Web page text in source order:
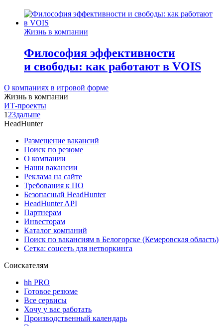
Жизнь в компании
Философия эффективности
и свободы: как работают в VOIS
О компаниях в игровой форме
Жизнь в компании
ИТ-проекты
1 23дальше
HeadHunter
Размещение вакансий
Поиск по резюме
О компании
Наши вакансии
Реклама на сайте
Требования к ПО
Безопасный HeadHunter
HeadHunter API
Партнерам
Инвесторам
Каталог компаний
Поиск по вакансиям в Белогорске (Кемеровская область)
Сетка: соцсеть для нетворкинга
Соискателям
hh PRO
Готовое резюме
Все сервисы
Хочу у вас работать
Производственный календарь